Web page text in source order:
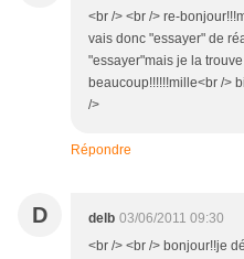
<br /> <br /> re-
vais donc "essayer" de
"essayer"mais je la
beaucoup!!!!!!mille<br />
/>
Répondre
D delb 03/06/2011 09:30
<br /> <br /> bonjour!!je